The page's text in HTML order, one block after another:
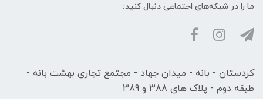
ما را در شبکه‌های اجتماعی دنبال کنید:
کردستان - بانه - میدان جهاد - مجتمع تجاری بهشت بانه -
طبقه دوم - پلاک های 388 و 389